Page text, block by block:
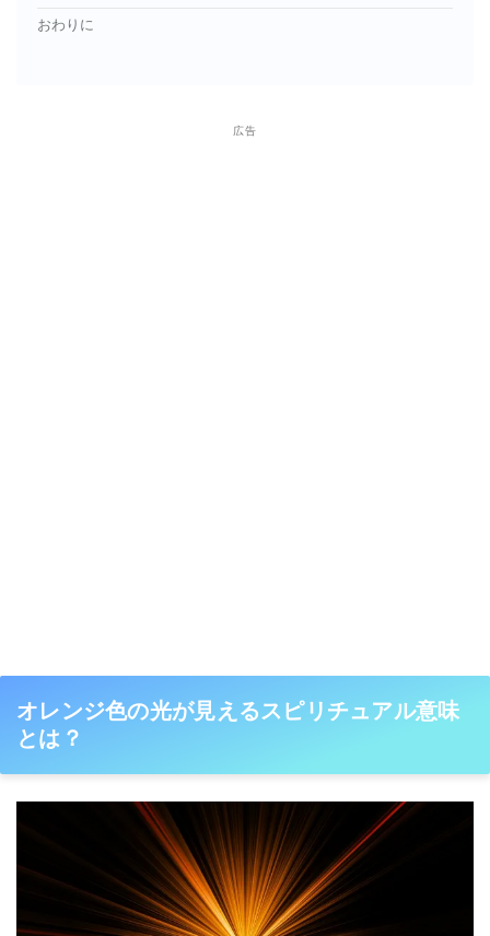
おわりに
広告
オレンジ色の光が見えるスピリチュアル意味
とは？